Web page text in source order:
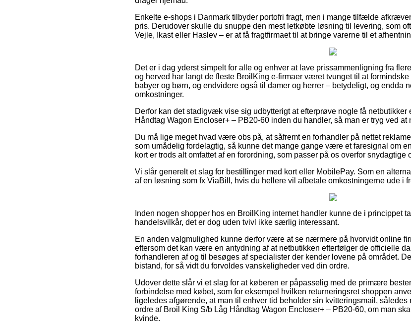
Enkelte e-shops i Danmark tilbyder portofri fragt, men i mange tilfælde
pris. Derudover skulle du snuppe den mest letkøbte løsning til levering, som
Vejle, Ikast eller Haslev – er at få fragtfirmaet til at bringe varerne til et
Det er i dag yderst simpelt for alle og enhver at lave prissammenligning fra
og herved har langt de fleste BroilKing e-firmaer været tvunget til at
babyer og børn, og endvidere også til damer og herrer – betydeligt, og endda
omkostninger.
Derfor kan det stadigvæk vise sig udbytterigt at efterprøve nogle få netbutikker
Håndtag Wagon Encloser+ – PB20-60 inden du handler, så man er tryg ved
Du må lige meget hvad være obs på, at såfremt en forhandler på nettet
som umådelig fordelagtig, så kunne det mange gange være et faresignal om
kort er trods alt omfattet af en forordning, som passer på os overfor snydagtige
Vi slår generelt et slag for bestillinger med kort eller MobilePay. Som en
af en løsning som fx ViaBill, hvis du hellere vil afbetale omkostningerne ude i
Inden nogen shopper hos en BroilKing internet handler kunne de i princippet
handelsvilkår, det er dog uden tvivl ikke særlig interessant.
En anden valgmulighed kunne derfor være at se nærmere på hvorvidt online
eftersom det kan være en antydning af at netbutikken efterfølger de officielle
forhandleren af og til besøges af specialister der kender lovene på området.
bistand, for så vidt du forvoldes vanskeligheder ved din ordre.
Udover dette slår vi et slag for at køberen er påpasselig med de primære
forbindelse med købet, som for eksempel hvilken returneringsret shoppen
ligeledes afgørende, at man til enhver tid beholder sin kvitteringsmail,
ordre af Broil King S/b Låg Håndtag Wagon Encloser+ – PB20-60, om man
kvinde.